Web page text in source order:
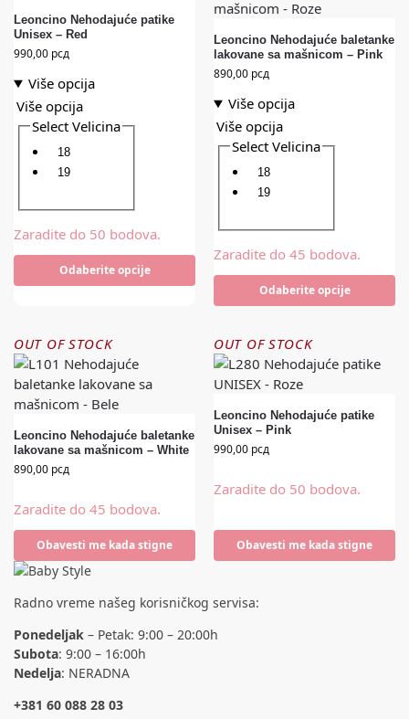
Leoncino Nehodajuće patike
Unisex – Red
990,00 рсд
Više opcija
Više opcija
Select Velicina
18
19
Zaradite do 50 bodova.
Odaberite opcije
Leoncino Nehodajuće baletanke
lakovane sa mašnicom – Pink
890,00 рсд
Više opcija
Više opcija
Select Velicina
18
19
Zaradite do 45 bodova.
Odaberite opcije
OUT OF STOCK
Leoncino Nehodajuće baletanke
lakovane sa mašnicom – White
890,00 рсд
Zaradite do 45 bodova.
Obavesti me kada stigne
OUT OF STOCK
Leoncino Nehodajuće patike
Unisex – Pink
990,00 рсд
Zaradite do 50 bodova.
Obavesti me kada stigne
Radno vreme našeg korisničkog servisa:
Ponedeljak – Petak: 9:00 – 20:00h
Subota: 9:00 – 16:00h
Nedelja: NERADNA
+381 60 088 28 03